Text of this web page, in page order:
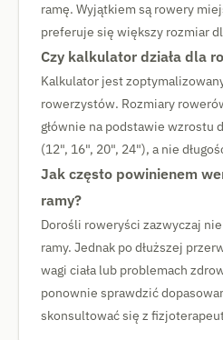
ramę. Wyjątkiem są rowery
preferuje się większy rozmiar
Czy kalkulator działa dla
Kalkulator jest
rowerzystów. Rozmiary
głównie na podstawie wzrostu
(12", 16", 20", 24"), a nie
Jak często powinienem
ramy?
Dorośli roweryści zazwyczaj
ramy. Jednak po dłuższej
wagi ciała lub problemach
ponownie sprawdzić
skonsultować się z